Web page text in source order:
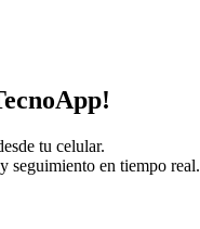
tu celular.
seguimiento en tiempo real.